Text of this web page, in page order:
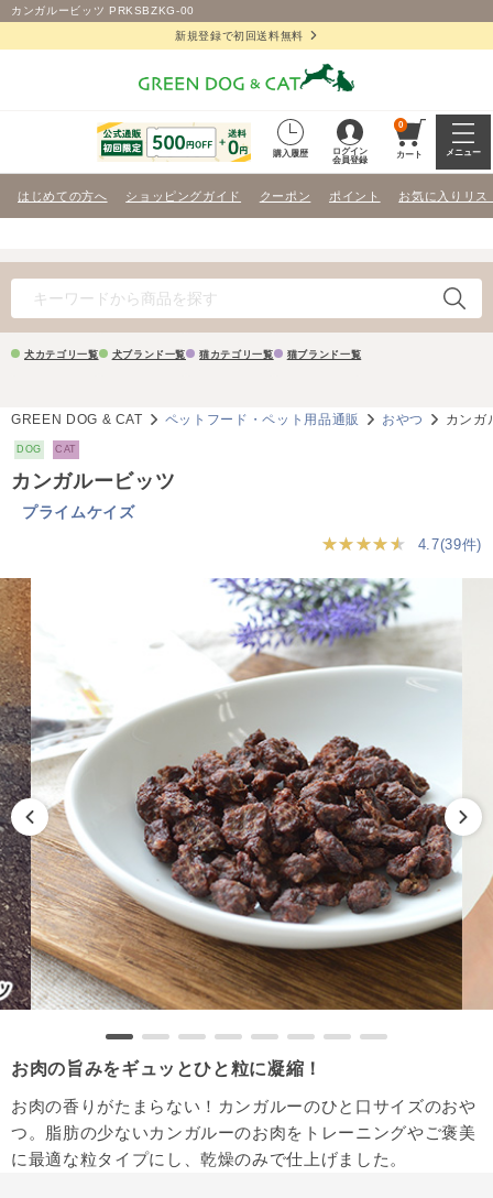
カンガルービッツ PRKSBZKG-00
新規登録で初回送料無料
購入履歴
ログイン
会員登録
0
カート メニュー
はじめての方へ ショッピングガイド クーポン ポイント お気に入りリス
犬カテゴリ一覧 犬ブランド一覧 猫カテゴリ一覧 猫ブランド一覧
GREEN DOG & CAT ペットフード・ペット用品通販 おやつ カンガ
DOG CAT
カンガルービッツ
プライムケイズ
★★★★★ 4.7(39件)
お肉の旨みをギュッとひと粒に凝縮！
お肉の香りがたまらない！カンガルーのひと口サイズのおや
つ。脂肪の少ないカンガルーのお肉をトレーニングやご褒美
に最適な粒タイプにし、乾燥のみで仕上げました。